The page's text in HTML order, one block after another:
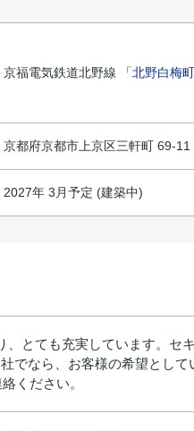
京福電気鉄道北野線 「北野白梅町
京都府京都市上京区三軒町 69-11
2027年 3月予定 (建築中)
とても充実しています。セ
でなら、お客様の希望とし
ください。